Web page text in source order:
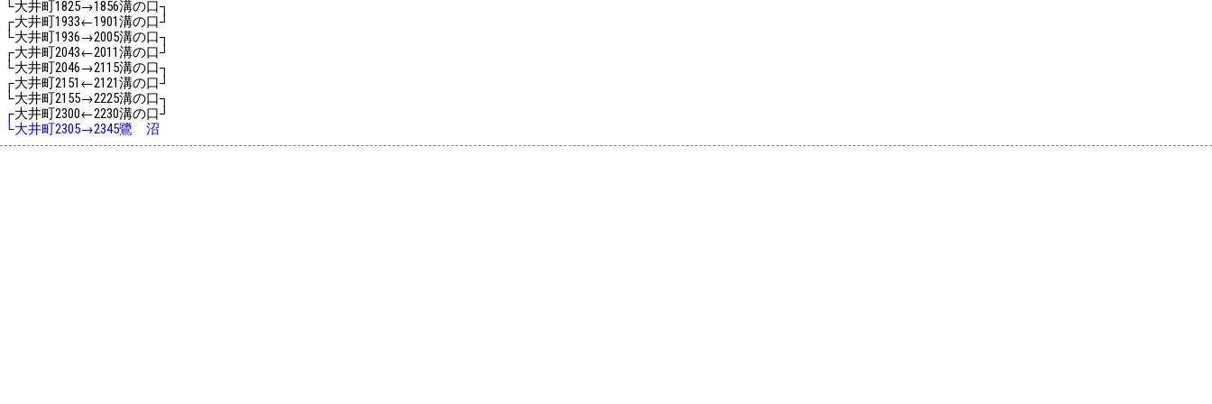
└大井町1825→1856溝の口┐
┌大井町1933←1901溝の口┘
└大井町1936→2005溝の口┐
┌大井町2043←2011溝の口┘
└大井町2046→2115溝の口┐
┌大井町2151 ←2121溝の口┘
└大井町2155→2225溝の口┐
┌大井町2300←2230溝の口┘
└大井町2305→2345鷺 沼